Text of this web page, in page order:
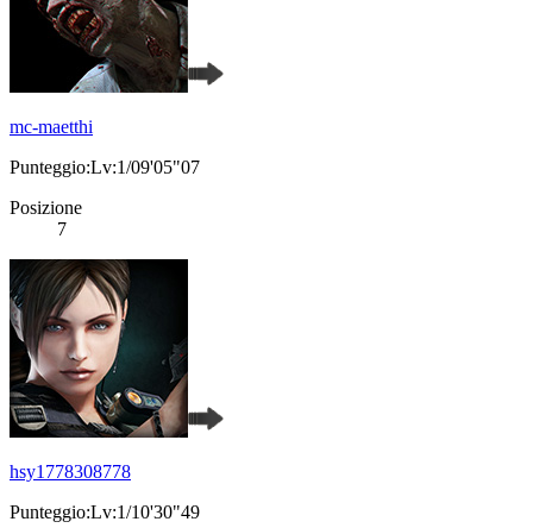
mc-maetthi
Punteggio:Lv:1/09'05"07
Posizione
7
hsy1778308778
Punteggio:Lv:1/10'30"49